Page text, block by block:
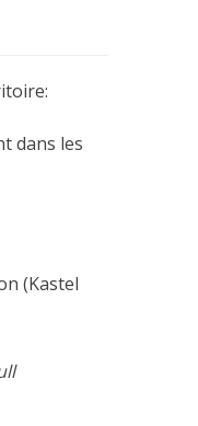
dans les
(Kastel